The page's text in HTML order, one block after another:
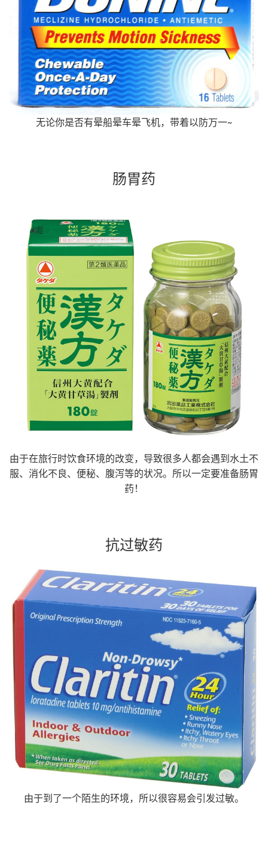
无论你是否有晕船晕车晕飞机，带着以防万一~
肠胃药
由于在旅行时饮食环境的改变，导致很多人都会遇到水土不
服、消化不良、便秘、腹泻等的状况。所以一定要准备肠胃
药！
抗过敏药
由于到了一个陌生的环境，所以很容易会引发过敏。